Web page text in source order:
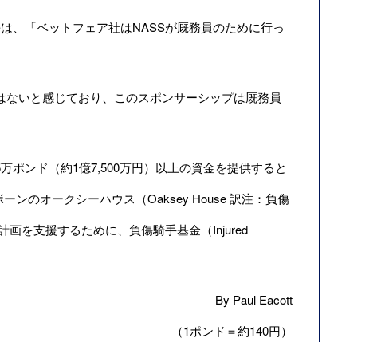
、「ベットフェア社はNASSが厩務員のために行っ
いと感じており、このスポンサーシップは厩務員
ポンド（約1億7,500万円）以上の資金を提供すると
ンのオークシーハウス（Oaksey House 訳注：負傷
画を支援するために、負傷騎手基金（Injured
By Paul Eacott
（1ポンド＝約140円）